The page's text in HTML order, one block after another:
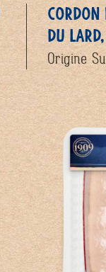
CORDON
DU
Origine